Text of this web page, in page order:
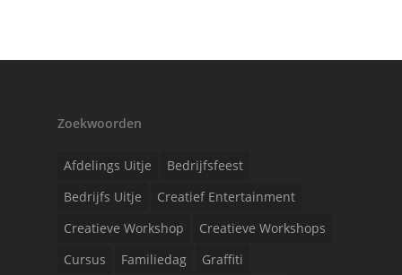
Zoekwoorden
Afdelings Uitje
Bedrijfsfeest
Bedrijfs Uitje
Creatief Entertainment
Creatieve Workshop
Creatieve Workshops
Cursus
Familiedag
Graffiti